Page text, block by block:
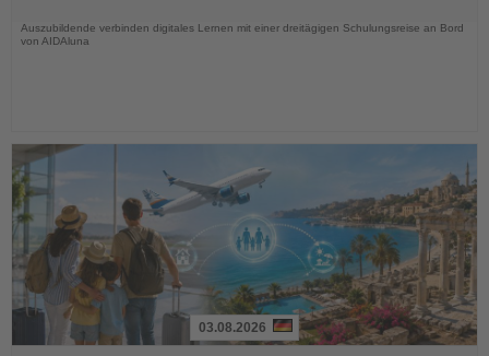
Auszubildende verbinden digitales Lernen mit einer dreitägigen Schulungsreise an Bord
von AIDAluna
03.08.2026